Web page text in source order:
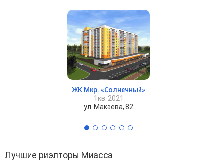
ЖК Мкр. «Солнечный»
1кв. 2021
ул. Макеева, 82
Лучшие риэлторы Миасса